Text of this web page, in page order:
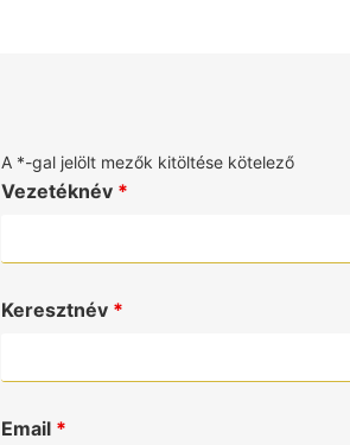
A *-gal jelölt mezők kitöltése kötelező
Vezetéknév *
Keresztnév *
Email *